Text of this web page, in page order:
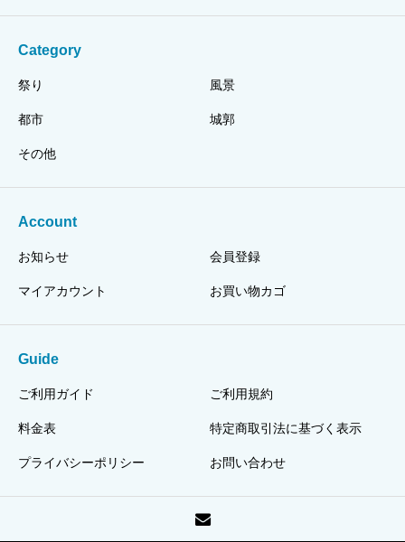
Category
祭り 風景
都市 城郭
その他
Account
お知らせ 会員登録
マイアカウント お買い物カゴ
Guide
ご利用ガイド ご利用規約
料金表 特定商取引法に基づく表示
プライバシーポリシー お問い合わせ